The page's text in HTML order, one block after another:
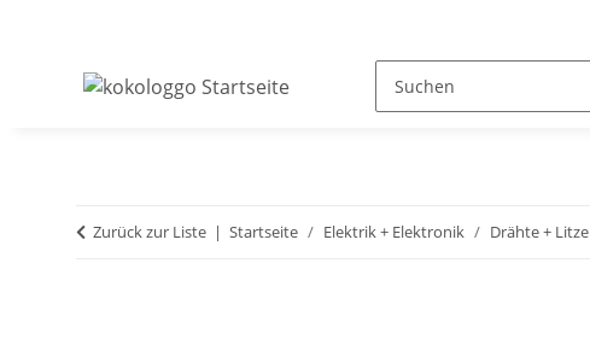
Zurück zur Liste Startseite Elektrik + Elektronik Drähte + Litze